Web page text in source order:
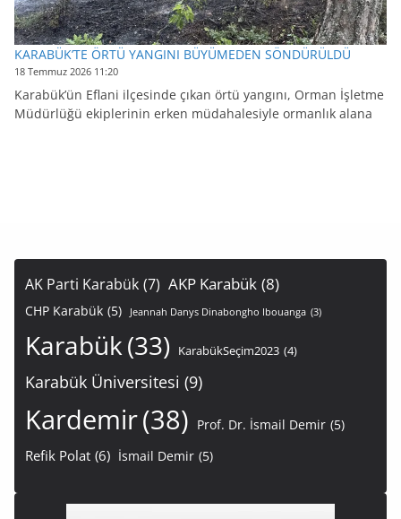
KARABÜK’TE ÖRTÜ YANGINI BÜYÜMEDEN SÖNDÜRÜLDÜ
18 Temmuz 2026 11:20
Karabük’ün Eflani ilçesinde çıkan örtü yangını, Orman İşletme
Müdürlüğü ekiplerinin erken müdahalesiyle ormanlık alana
AK Parti Karabük (7) AKP Karabük (8)
CHP Karabük (5) Jeannah Danys Dinabongho Ibouanga (3)
Karabük(33) KarabükSeçim2023 (4)
Karabük Üniversitesi (9)
Kardemir(38) Prof. Dr. İsmail Demir (5)
Refik Polat (6) İsmail Demir (5)